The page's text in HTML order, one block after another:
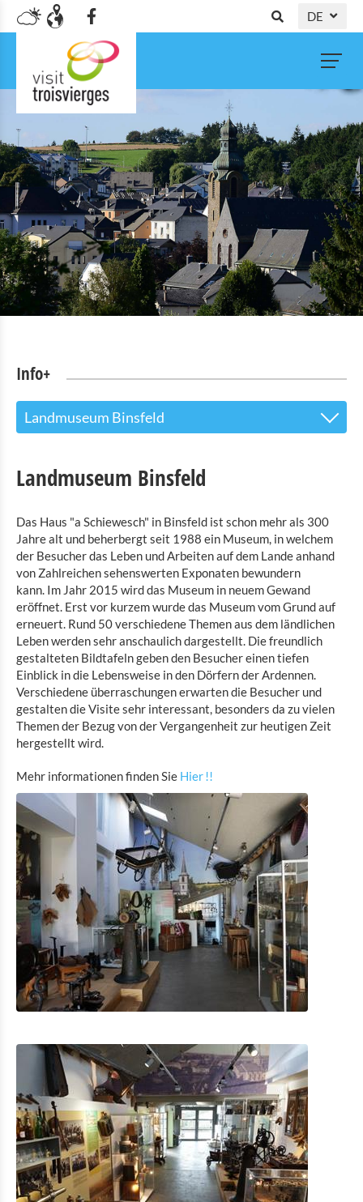
DE
FR
EN
Info+
Landmuseum Binsfeld
Sehenswürdigkeiten
Naturpark Our
Kultur & Museen
Landmuseum Binsfeld
Robbesscheier - das lebendige Museum
Ausstellung von Modellbauten von Luxemburger
Burgen Clervaux
The Family of Man
Spielzeugmuseum Clervaux
Museum der Ardennenschlacht Clervaux
Cornelyshaff – Die Kunst des Brauens
General Patton Memorial Museum Ettelbrück
Museum der Ardennenschlacht 1944-1945 Wiltz
Nationales Museum mit Mikrobrauerei und Gerberei
Wiltz
Victor Hugo Haus Literatur Museum
Geschichtsmuseum der Stadt Vianden
Geschichtsmuseum der Brauerei Diekirch
Nationalmuseum der Militärgeschichte
Museum der Poststation und Museum für
Museum der Wassermühle
Shopping
Mobilität in Troisvierges
Fahrrad Vermietung
Indoor Aktivitäten
Landmuseum Binsfeld
Das Haus "a Schiewesch" in Binsfeld ist schon mehr als 300
Jahre alt und beherbergt seit 1988 ein Museum, in welchem
der Besucher das Leben und Arbeiten auf dem Lande anhand
von Zahlreichen sehenswerten Exponaten bewundern
kann. Im Jahr 2015 wird das Museum in neuem Gewand
eröffnet. Erst vor kurzem wurde das Museum vom Grund auf
erneuert. Rund 50 verschiedene Themen aus dem ländlichen
Leben werden sehr anschaulich dargestellt. Die freundlich
gestalteten Bildtafeln geben den Besucher einen tiefen
Einblick in die Lebensweise in den Dörfern der Ardennen.
Verschiedene überraschungen erwarten die Besucher und
gestalten die Visite sehr interessant, besonders da zu vielen
Themen der Bezug von der Vergangenheit zur heutigen Zeit
hergestellt wird.
Mehr informationen finden Sie Hier !!